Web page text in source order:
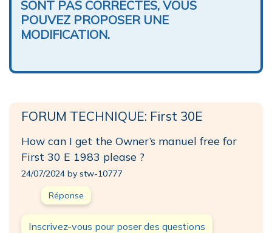
SONT PAS CORRECTES, VOUS
POUVEZ PROPOSER UNE
MODIFICATION.
FORUM TECHNIQUE: First 30E
How can I get the Owner’s manuel free for
First 30 E 1983 please ?
24/07/2024 by stw-10777
Réponse
Inscrivez-vous pour poser des questions